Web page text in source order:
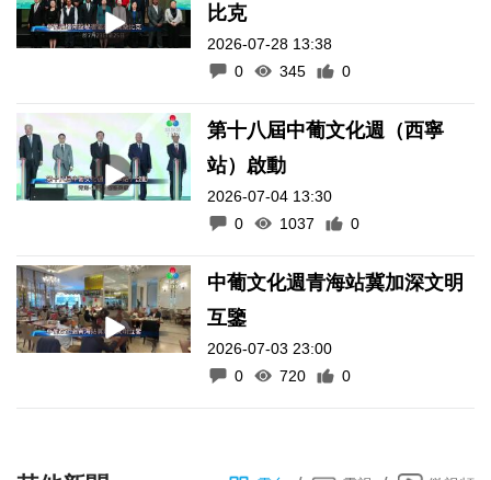
比克
2026-07-28 13:38
0
345 0
第十八屆中葡文化週（西寧
站）啟動
2026-07-04 13:30
0
1037 0
中葡文化週青海站冀加深文明
互鑒
2026-07-03 23:00
0
720 0